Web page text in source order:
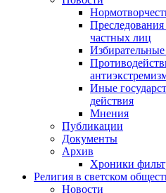
частных лиц
Иные
действия
Мнения
Публикации
Документы
Архив
Хроники
Религия в светском
Новости